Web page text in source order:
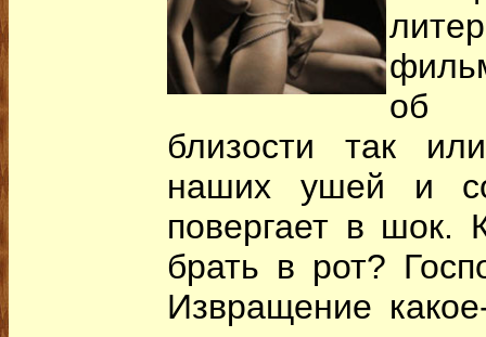
об
близости так
наших ушей и
повергает в шок.
брать в рот?
Извращение